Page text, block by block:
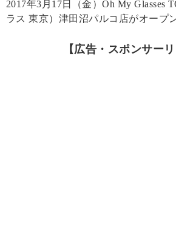
2017年3月17日（金）Oh My Glasses
ラス 東京）津田沼パルコ店がオープ
【広告・スポンサーリ